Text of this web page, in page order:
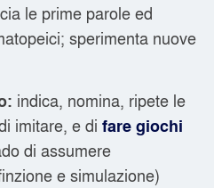
le prime parole ed
sperimenta nuove
indica, nomina, ripete le
imitare, e di fare giochi
di assumere
e simulazione)